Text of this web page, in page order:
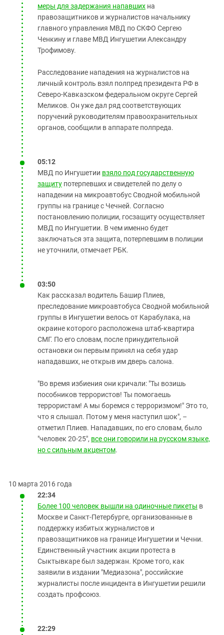
меры для задержания напавших на
правозащитников и журналистов начальнику
главного управления МВД по СКФО Сергею
Ченкину и главе МВД Ингушетии Александру
Трофимову.
Расследование нападения на журналистов на
личный контроль взял полпред президента РФ в
Северо-Кавказском федеральном округе Сергей
Меликов. Он уже дал ряд соответствующих
поручений руководителям правоохранительных
органов, сообщили в аппарате полпреда.
05:12
МВД по Ингушетии взяло под государственную
защиту потерпевших и свидетелей по делу о
нападении на микроавтобус Сводной мобильной
группы на границе с Чечней. Согласно
постановлению полиции, госзащиту осуществляет
МВД по Ингушетии. В чем именно будет
заключаться эта защита, потерпевшим в полиции
не уточнили, отмечает РБК.
03:50
Как рассказал водитель Башир Плиев,
преследование микроавтобуса Сводной мобильной
группы в Ингушетии велось от Карабулака, на
окраине которого расположена штаб-квартира
СМГ. По его словам, после принудительной
остановки он первым принял на себя удар
нападавших, не открыв им дверь салона.
"Во время избиения они кричали: "Ты возишь
пособников террористов! Ты помогаешь
террористам! А мы боремся с терроризмом!" Это то,
что я слышал. Потом у меня наступил шок", –
отметил Плиев. Нападавших, по его словам, было
"человек 20-25", все они говорили на русском языке,
но с сильным акцентом.
10 марта 2016 года
22:34
Более 100 человек вышли на одиночные пикеты в
Москве и Санкт-Петербурге, организованные в
поддержку избитых журналистов и
правозащитников на границе Ингушетии и Чечни.
Единственный участник акции протеста в
Сыктывкаре был задержан. Кроме того, как
заявили в издании "Медиазона", российские
журналисты после инцидента в Ингушетии решили
создать профсоюз.
22:29